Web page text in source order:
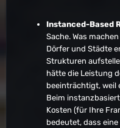
Instanced-Based
Sache. Was
Dörfer und Städte
Strukturen
hätte die Leistung
beeinträchtigt, weil
Beim
Kosten (für Ihre
bedeutet, dass